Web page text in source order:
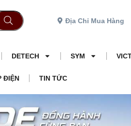
Địa Chỉ Mua Hàng
DETECH SYM
ĐIỆN TIN TỨC